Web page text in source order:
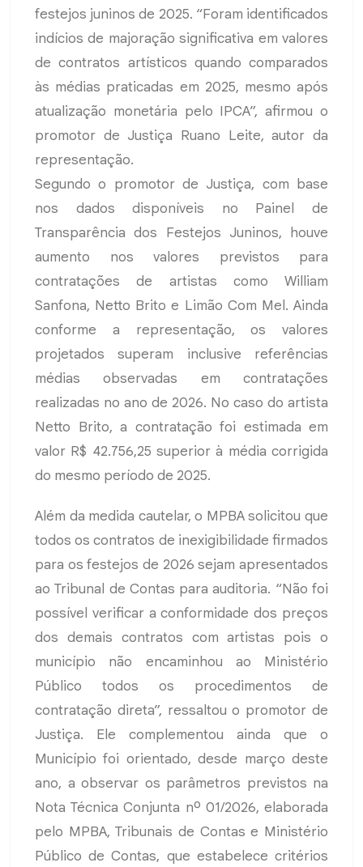
festejos juninos de 2025. “Foram identificados
indícios de majoração significativa em valores
de contratos artísticos quando comparados
às médias praticadas em 2025, mesmo após
atualização monetária pelo IPCA”, afirmou o
promotor de Justiça Ruano Leite, autor da
representação.
Segundo o promotor de Justiça, com base
nos dados disponíveis no Painel de
Transparência dos Festejos Juninos, houve
aumento nos valores previstos para
contratações de artistas como William
Sanfona, Netto Brito e Limão Com Mel. Ainda
conforme a representação, os valores
projetados superam inclusive referências
médias observadas em contratações
realizadas no ano de 2026. No caso do artista
Netto Brito, a contratação foi estimada em
valor R$ 42.756,25 superior à média corrigida
do mesmo período de 2025.
Além da medida cautelar, o MPBA solicitou que
todos os contratos de inexigibilidade firmados
para os festejos de 2026 sejam apresentados
ao Tribunal de Contas para auditoria. “Não foi
possível verificar a conformidade dos preços
dos demais contratos com artistas pois o
município não encaminhou ao Ministério
Público todos os procedimentos de
contratação direta”, ressaltou o promotor de
Justiça. Ele complementou ainda que o
Município foi orientado, desde março deste
ano, a observar os parâmetros previstos na
Nota Técnica Conjunta nº 01/2026, elaborada
pelo MPBA, Tribunais de Contas e Ministério
Público de Contas, que estabelece critérios